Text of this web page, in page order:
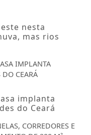
nesta
mas rios
implanta
do Ceará